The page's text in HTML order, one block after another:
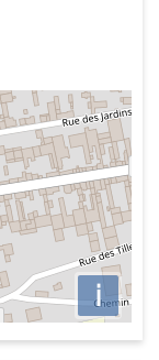
i